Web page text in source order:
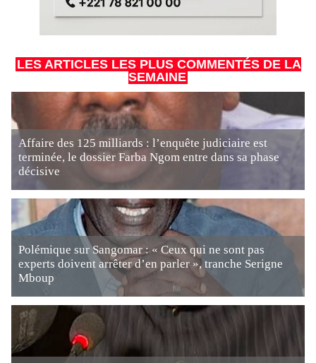
LES ARTICLES LES PLUS COMMENTÉS DE LA
SEMAINE
Affaire des 125 milliards : l’enquête judiciaire est
terminée, le dossier Farba Ngom entre dans sa phase
décisive
Polémique sur Sangomar : « Ceux qui ne sont pas
experts doivent arrêter d’en parler », tranche Serigne
Mboup